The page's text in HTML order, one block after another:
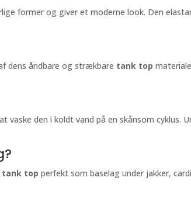
former og giver et moderne look. Den
dens åndbare og strækbare tank top
vaske den i koldt vand på en skånsom
tank top perfekt som baselag under jakker,